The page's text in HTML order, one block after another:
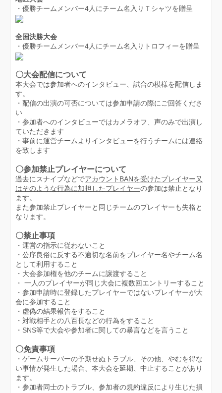
・優勝チームメンバー4人にチーム名入りＴシャツを贈呈
全国決勝大会
・優勝チームメンバー4人にチーム名入りトロフィーを贈呈
〇大会配信について
本大会では参加者へのインタビュー、試合の模様を配信しま
す。
・配信の出演の可否については参加申請の際にご回答くださ
い
・参加者へのインタビューではカメラオフ、声のみで出演し
ていただきます
・事前に運営チームよりインタビューを行うチームには連絡
を致します
〇参加禁止プレイヤーについて
過去にスナイプなどでアカウントBANを受けたプレイヤー又
はそのような行為に加担したプレイヤーの参加は禁止となり
ます。
また参加禁止プレイヤーと同じチームのプレイヤーも失格と
なります。
〇禁止事項
・運営の指示に従わないこと
・公序良俗に反する不適切な名前をプレイヤー名やチーム名
として利用すること
・大会参加権を他のチームに譲渡すること
・ 一人のプレイヤーが同じ大会に複数回エントリーすること
・参加申請時に登録したプレイヤーではないプレイヤーが大
会に参加すること
・虚偽の結果報告をすること
・対戦相手との八百長などの行為をすること
・SNS等で大会や参加者に関しての暴言などを言うこと
〇免責事項
・ゲームサーバーの予期せぬトラブル、その他、やむを得な
い事情が発生した場合、本大会を延期、中止することがあり
ます。
・参加者同士のトラブル、参加者の規約違反により生じた損